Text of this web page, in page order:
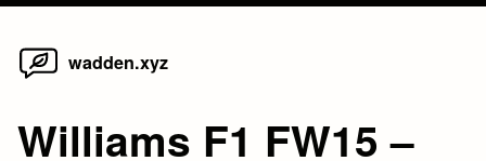
Skip
wadden.xyz
Williams F1 FW15 –